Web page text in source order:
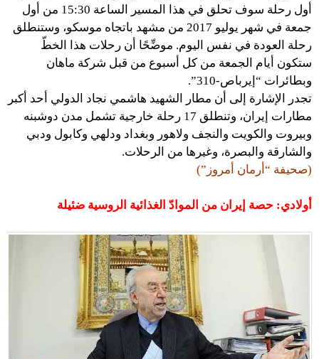
أول رحلة سوف تحلق في هذا المسير الساعة 15:30 من أول
جمعة في شهر يوليو 2017 من مشهد باتجاه موسكو، وستنطلق
رحلة العودة في نفس اليوم. موضِّحًا أن رحلات هذا الخطّ
ستكون أيام الجمعة من كل أسبوع من قبل شركة ماهان
وبطائرات “إيرباص-310”.
تجدر الإشارة إلى أن مطار الشهيد هاشمي نجاد الدولي أحد أكبر
مطارات إيران، وتنطلق 17 رحلة خارجية تشمل مدن دوشبنه
وبيروت والكويت والنجف ولاهور وبغداد ودلهي وكابول ودبي
والشارقة والبصرة، وغيرها من الرحلات.
(صحيفة “أرمان أمروز”)
أولادي: حصة إيران من الموادّ الغذائية الروسية ضئيلة